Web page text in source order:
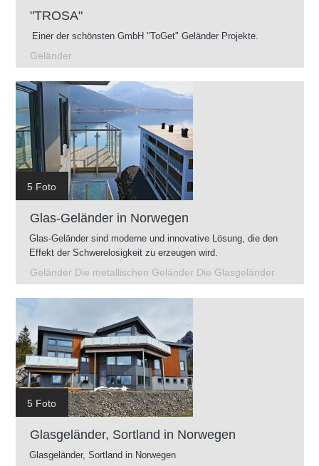
"TROSA"
Einer der schönsten GmbH "ToGet" Geländer Projekte.
Geländer
5 Foto
Glas-Geländer in Norwegen
Glas-Geländer sind moderne und innovative Lösung, die den
Effekt der Schwerelosigkeit zu erzeugen wird.
Geländer Die metallischen Geländer Die Glasgeländer
5 Foto
Glasgeländer, Sortland in Norwegen
Glasgeländer, Sortland in Norwegen